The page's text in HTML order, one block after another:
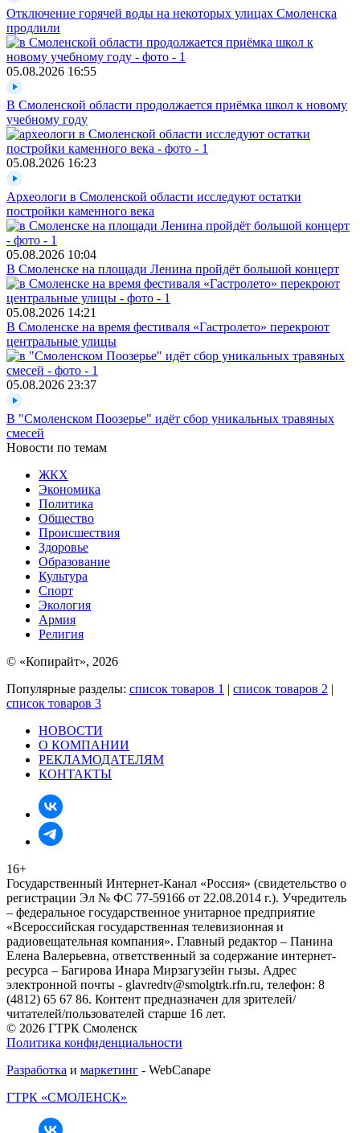
Отключение горячей воды на некоторых улицах Смоленска
продлили
05.08.2026 16:55
В Смоленской области продолжается приёмка школ к новому
учебному году
05.08.2026 16:23
Археологи в Смоленской области исследуют остатки
постройки каменного века
05.08.2026 10:04
В Смоленске на площади Ленина пройдёт большой концерт
05.08.2026 14:21
В Смоленске на время фестиваля «Гастролето» перекроют
центральные улицы
05.08.2026 23:37
В "Смоленском Поозерье" идёт сбор уникальных травяных
смесей
Новости по темам
ЖКХ
Экономика
Политика
Общество
Происшествия
Здоровье
Образование
Культура
Спорт
Экология
Армия
Религия
© «Копирайт», 2026
Популярные разделы: список товаров 1 | список товаров 2 |
список товаров 3
НОВОСТИ
О КОМПАНИИ
РЕКЛАМОДАТЕЛЯМ
КОНТАКТЫ
16+
Государственный Интернет-Канал «Россия» (свидетельство о
регистрации Эл № ФС 77-59166 от 22.08.2014 г.). Учредитель
– федеральное государственное унитарное предприятие
«Всероссийская государственная телевизионная и
радиовещательная компания». Главный редактор – Панина
Елена Валерьевна, ответственный за содержание интернет-
ресурса – Багирова Инара Мирзагузейн гызы. Адрес
электронной почты - glavredtv@smolgtrk.rfn.ru, телефон: 8
(4812) 65 67 86. Контент предназначен для зрителей/
читателей/пользователей старше 16 лет.
© 2026 ГТРК Смоленск
Политика конфиденциальности
Разработка и маркетинг - WebCanape
ГТРК «СМОЛЕНСК»